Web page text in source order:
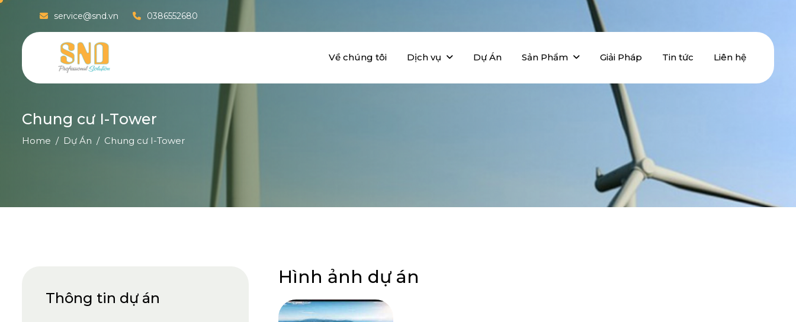
service@snd.vn 0386552680
Về chúng tôi Dịch vụ Dự Án Sản Phẩm Giải Pháp Tin tức Liên hệ
Chung cư I-Tower
Home Dự Án Chung cư I-Tower
Thông tin dự án
Hình ảnh dự án